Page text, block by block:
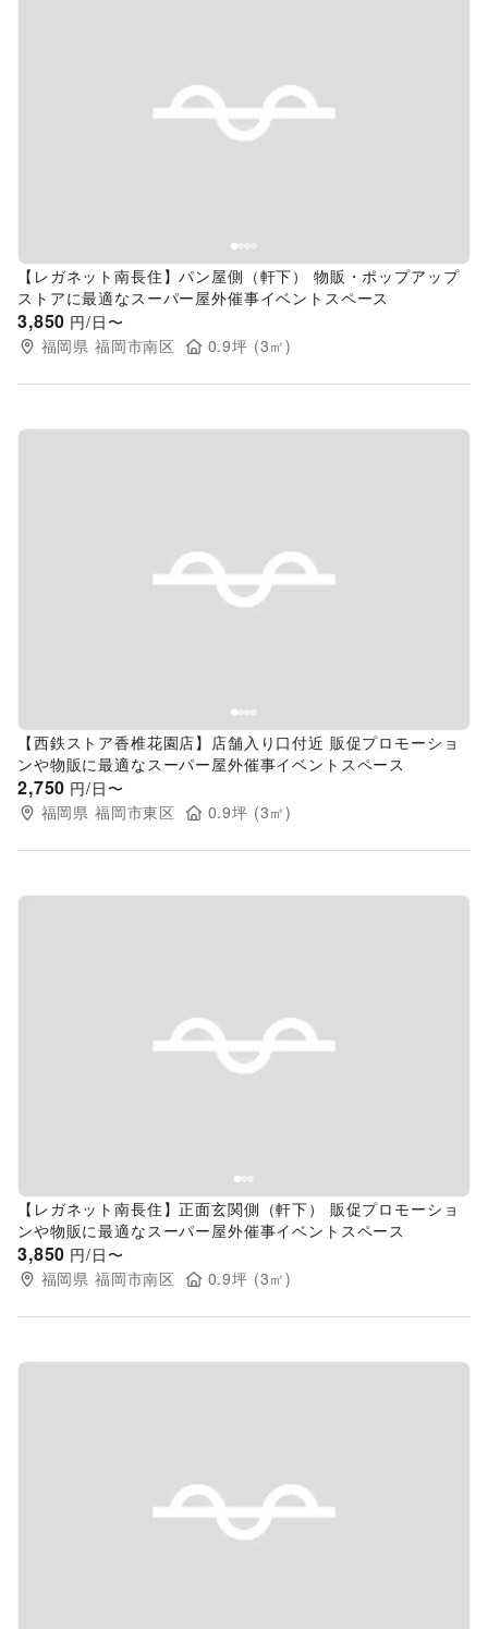
Previous slide
【レガネット南長住】パン屋側（軒下） 物販・ポップアップ
ストアに最適なスーパー屋外催事イベントスペース
3,850 円/日〜
福岡県 福岡市南区 0.9坪 (3㎡)
Previous slide
【西鉄ストア香椎花園店】店舗入り口付近 販促プロモーショ
ンや物販に最適なスーパー屋外催事イベントスペース
2,750 円/日〜
福岡県 福岡市東区 0.9坪 (3㎡)
Previous slide
【レガネット南長住】正面玄関側（軒下） 販促プロモーショ
ンや物販に最適なスーパー屋外催事イベントスペース
3,850 円/日〜
福岡県 福岡市南区 0.9坪 (3㎡)
Previous slide